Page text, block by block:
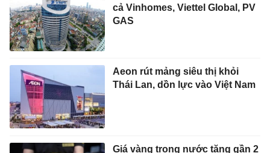
cả Vinhomes, Viettel Global, PV
GAS
Aeon rút mảng siêu thị khỏi
Thái Lan, dồn lực vào Việt Nam
Giá vàng trong nước tăng gần 2